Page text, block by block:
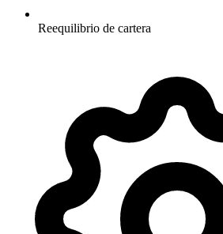
Reequilibrio de cartera